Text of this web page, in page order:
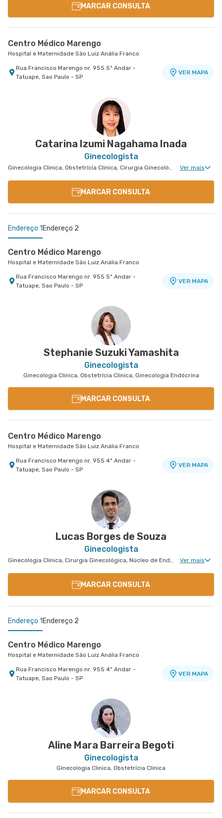
MARCAR CONSULTA
Centro Médico Marengo
Hospital e Maternidade São Luiz Anália Franco
Rua Francisco Marengo nr. 955 5º Andar -
Tatuape, Sao Paulo - SP
VER MAPA
Catarina Izumi Nagahama Inada
Ginecologista
Ginecologia Clinica, Obstetrícia Clinica, Cirurgia Ginecológica, Gravidez de Alto Risco Ver mais
MARCAR CONSULTA
Endereço 1 Endereço 2
Centro Médico Marengo
Hospital e Maternidade São Luiz Anália Franco
Rua Francisco Marengo nr. 955 5º Andar -
Tatuape, Sao Paulo - SP
VER MAPA
Avenida Tiradentes nr. 1803 Centro Médico 11°
Andar - Jardim Guarulhos, Guarulhos - SP
Stephanie Suzuki Yamashita
Ginecologista
Ginecologia Clinica, Obstetrícia Clinica, Ginecologia Endócrina
MARCAR CONSULTA
Centro Médico Marengo
Hospital e Maternidade São Luiz Anália Franco
Rua Francisco Marengo nr. 955 4º Andar -
Tatuape, Sao Paulo - SP
VER MAPA
Lucas Borges de Souza
Ginecologista
Ginecologia Clinica, Cirurgia Ginecológica, Núcleo de Endometriose, Cirurgia Oncológica Ginecológica, Uroginecologia, Cirurgia Robótica Ginecológica, Ginecologia Oncológica, Miomatose Uterina(Miomas), Ginecologia Videohisteroscopia Ver mais
MARCAR CONSULTA
Endereço 1 Endereço 2
Centro Médico Marengo
Hospital e Maternidade São Luiz Anália Franco
Rua Francisco Marengo nr. 955 4º Andar -
Tatuape, Sao Paulo - SP
VER MAPA
Rua Doutor Alceu de Campos Rodrigues nr. 229
Conj. 807 8º Andar - Vila Nova Conceicao, Sao
Aline Mara Barreira Begoti
Ginecologista
Ginecologia Clinica, Obstetrícia Clinica
MARCAR CONSULTA